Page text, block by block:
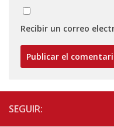
Recibir un correo
SEGUIR: